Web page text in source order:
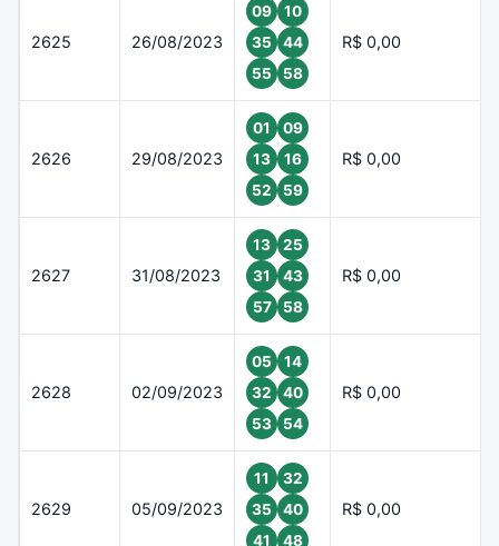
2625 26/08/2023
09
10
35
44
55
58
R$ 0,00
2626 29/08/2023
01
09
13
16
52
59
R$ 0,00
2627 31/08/2023
13
25
31
43
57
58
R$ 0,00
2628 02/09/2023
05
14
32
40
53
54
R$ 0,00
2629 05/09/2023
11
32
35
40
41
48
R$ 0,00